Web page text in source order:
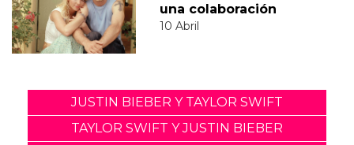
una colaboración
10 Abril
JUSTIN BIEBER Y TAYLOR SWIFT
TAYLOR SWIFT Y JUSTIN BIEBER